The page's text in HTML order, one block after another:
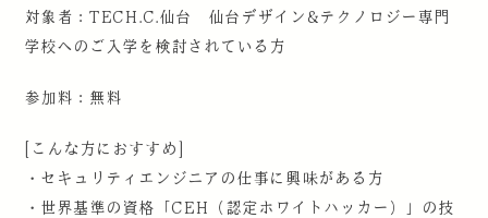
対象者：TECH.C.仙台 仙台デザイン&テクノロジー専門
学校へのご入学を検討されている方
参加料：無料
[こんな方におすすめ]
・セキュリティエンジニアの仕事に興味がある方
・世界基準の資格「CEH（認定ホワイトハッカー）」の技